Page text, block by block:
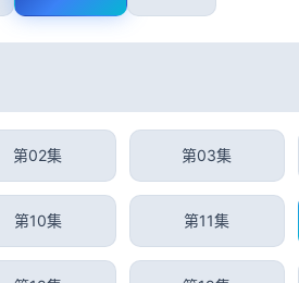
第02集 第03集
第10集 第11集